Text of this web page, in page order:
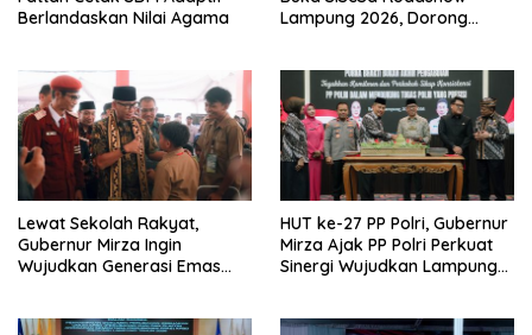
Berlandaskan Nilai Agama
Lampung 2026, Dorong
Lewat Sekolah Rakyat,
Gubernur Mirza Ingin
Wujudkan Generasi Emas
HUT ke-27 PP Polri, Gubernur
Mirza Ajak PP Polri Perkuat
Sinergi Wujudkan Lampung